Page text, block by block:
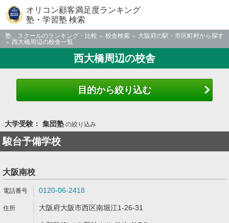
オリコン顧客満足度ランキング
塾・学習塾 検索
塾、スクールのランキング・比較 校舎検索
大阪府の駅・市区町村から探す
西大橋周辺の校舎一覧
西大橋周辺の校舎
目的から絞り込む
大学受験： 集団塾の絞り込み
駿台予備学校
大阪南校
0120-06-2418
大阪府大阪市西区南堀江1-26-31